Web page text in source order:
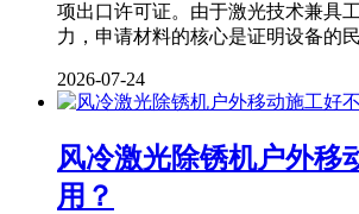
项出口许可证。由于激光技术兼具
力，申请材料的核心是证明设备的
2026-07-24
风冷激光除锈机户外移
用？